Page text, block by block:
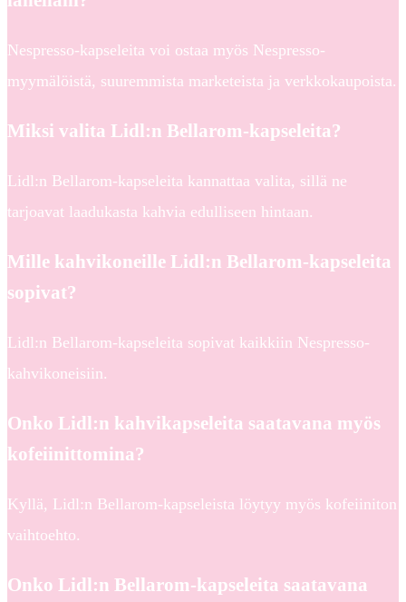
Nespresso-kapseleita voi ostaa myös Nespresso-
myymälöistä, suuremmista marketeista ja verkkokaupoista.
Miksi valita Lidl:n Bellarom-kapseleita?
Lidl:n Bellarom-kapseleita kannattaa valita, sillä ne
tarjoavat laadukasta kahvia edulliseen hintaan.
Mille kahvikoneille Lidl:n Bellarom-kapseleita
sopivat?
Lidl:n Bellarom-kapseleita sopivat kaikkiin Nespresso-
kahvikoneisiin.
Onko Lidl:n kahvikapseleita saatavana myös
kofeiinittomina?
Kyllä, Lidl:n Bellarom-kapseleista löytyy myös kofeiiniton
vaihtoehto.
Onko Lidl:n Bellarom-kapseleita saatavana